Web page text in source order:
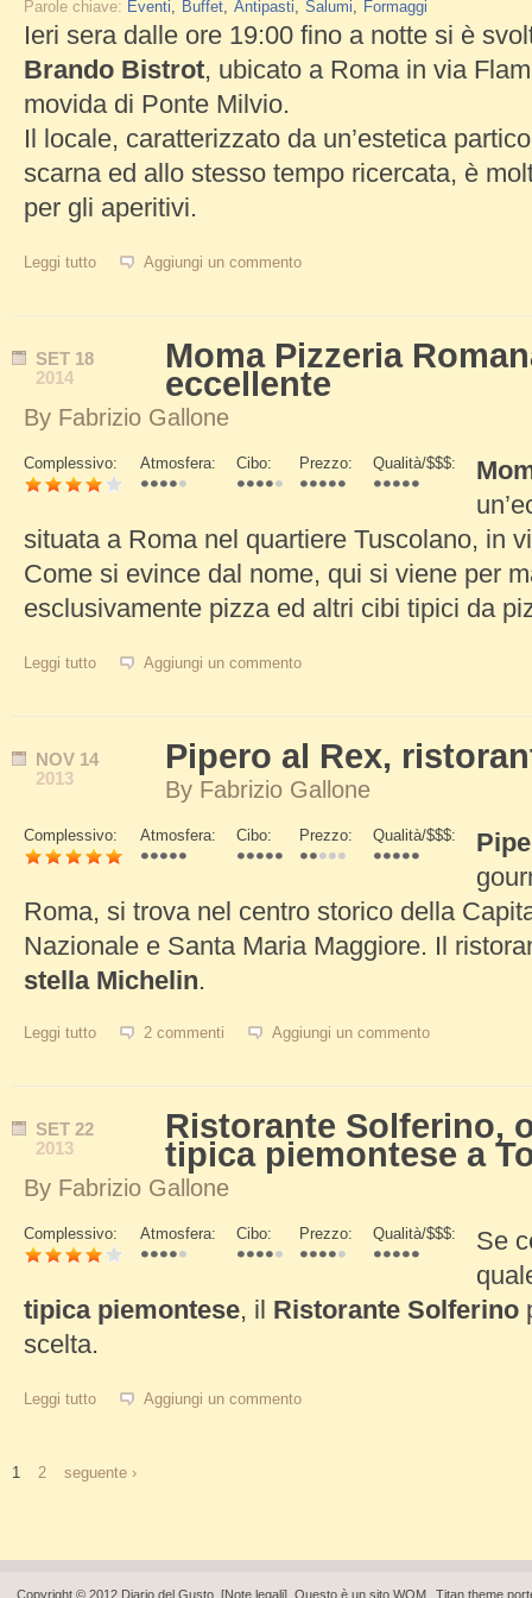
Parole chiave: Eventi Buffet Antipasti Salumi Formaggi
Ieri sera dalle ore 19:00 fino a notte si è
Brando Bistrot, ubicato a Roma in via
movida di Ponte Milvio.
Il locale, caratterizzato da un’estetica
scarna ed allo stesso tempo ricercata, è
per gli aperitivi.
Leggi tutto su Inaugurazione Brando Bistrot a Ponte Milvio
Aggiungi un commento
SET 18
2014
Moma Pizzeria
eccellente
By Fabrizio Gallone
Schede Verticali
Complessivo: Atmosfera: Cibo: Prezzo: Qualità/$$$:
situata a Roma nel quartiere Tuscolano, in
Come si evince dal nome, qui si viene per
esclusivamente pizza ed altri cibi tipici da
Leggi tutto su Moma Pizzeria Romana, pizza eccellente
Aggiungi un commento
NOV 14
2013
Pipero al Rex,
By Fabrizio Gallone
Schede Verticali
Complessivo: Atmosfera: Cibo: Prezzo: Qualità/$$$:
Roma, si trova nel centro storico della
Nazionale e Santa Maria Maggiore. Il
stella Michelin.
Leggi tutto su Pipero al Rex, ristorante gourmet
2 commenti Aggiungi un commento
SET 22
2013
Ristorante Solferino,
tipica piemontese a
By Fabrizio Gallone
Schede Verticali
Complessivo: Atmosfera: Cibo: Prezzo: Qualità/$$$:
Se
tipica piemontese, il Ristorante Solferino
scelta.
Leggi tutto su Ristorante Solferino, ottima cucina tipica piemontese a
Aggiungi un commento
1 2 seguente ›
Copyright © 2012 Diario del Gusto. [Note legali]. Questo è un sito WOM Titan theme